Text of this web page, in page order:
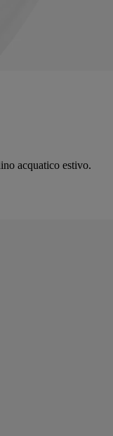
acquatico estivo.